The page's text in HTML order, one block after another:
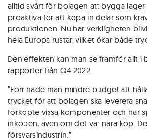
alltid svårt för bolagen att bygga lager
proaktiva för att köpa in delar som
produktionen. Nu har verkligheten
hela Europa rustar, vilket ökar både
Den effekten kan man se framför allt i
rapporter från Q4 2022.
”Förr hade man mindre budget att
trycket för att bolagen ska leverera
förköpte vissa komponenter och har
inköpen, även om det var nära köp.
försvarsindustrin.”